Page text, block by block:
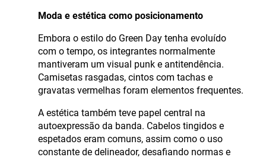
Moda e estética como posicionamento
Embora o estilo do Green Day tenha evoluído
com o tempo, os integrantes normalmente
mantiveram um visual punk e antitendência.
Camisetas rasgadas, cintos com tachas e
gravatas vermelhas foram elementos frequentes.
A estética também teve papel central na
autoexpressão da banda. Cabelos tingidos e
espetados eram comuns, assim como o uso
constante de delineador, desafiando normas e